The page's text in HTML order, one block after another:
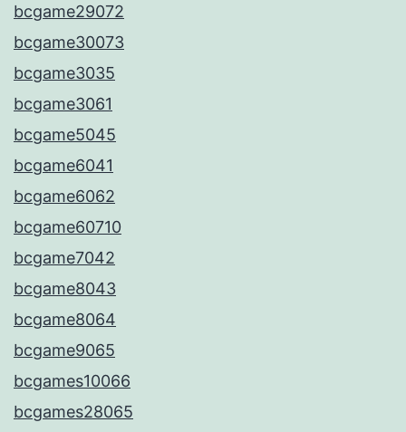
bcgame29072
bcgame30073
bcgame3035
bcgame3061
bcgame5045
bcgame6041
bcgame6062
bcgame60710
bcgame7042
bcgame8043
bcgame8064
bcgame9065
bcgames10066
bcgames28065